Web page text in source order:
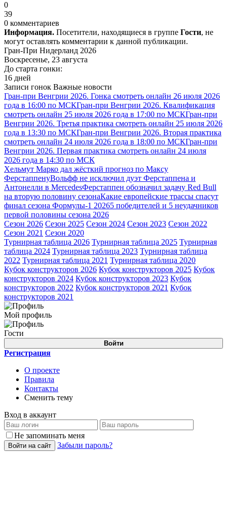
0
39
0 комментариев
Информация. Посетители, находящиеся в группе Гости, не
могут оставлять комментарии к данной публикации.
Гран-При Нидерланд 2026
Воскресенье, 23 августа
До старта гонки:
16 дней
Записи гонок Важные новости
Гран-при Венгрии 2026. Гонка смотреть онлайн 26 июля 2026
года в 16:00 по МСКГран-при Венгрии 2026. Квалификация
смотреть онлайн 25 июля 2026 года в 17:00 по МСКГран-при
Венгрии 2026. Третья практика смотреть онлайн 25 июля 2026
года в 13:30 по МСКГран-при Венгрии 2026. Вторая практика
смотреть онлайн 24 июля 2026 года в 18:00 по МСКГран-при
Венгрии 2026. Первая практика смотреть онлайн 24 июля
2026 года в 14:30 по МСК
Хельмут Марко дал жёсткий прогноз по Максу
ФерстаппенуВольфф не исключил дуэт Ферстаппена и
Антонелли в MercedesФерстаппен обозначил задачу Red Bull
на вторую половину сезонаКакие европейские трассы спасут
финал сезона Формулы-1 20265 победителей и 5 неудачников
первой половины сезона 2026
Сезон 2026 Сезон 2025 Сезон 2024 Сезон 2023 Сезон 2022
Сезон 2021 Сезон 2020
Турнирная таблица 2026 Турнирная таблица 2025 Турнирная
таблица 2024 Турнирная таблица 2023 Турнирная таблица
2022 Турнирная таблица 2021 Турнирная таблица 2020
Кубок конструкторов 2026 Кубок конструкторов 2025 Кубок
конструкторов 2024 Кубок конструкторов 2023 Кубок
конструкторов 2022 Кубок конструкторов 2021 Кубок
конструкторов 2021
Мой профиль
Гости
Войти
Регистрация
О проекте
Правила
Контакты
Сменить тему
Вход в аккаунт
Не запоминать меня
Войти на сайт Забыли пароль?